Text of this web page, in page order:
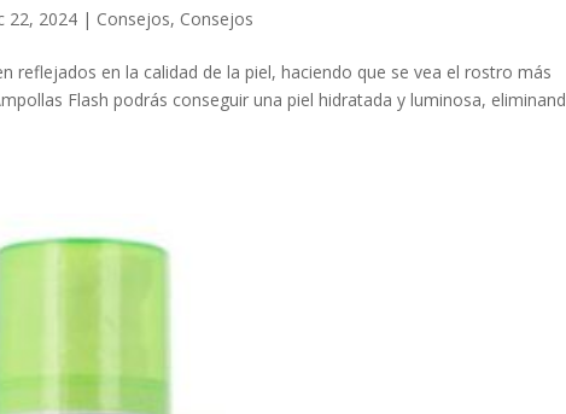
22, 2024 | Consejos, Consejos
reflejados en la calidad de la piel, haciendo que se vea el rostro más
Flash podrás conseguir una piel hidratada y luminosa,